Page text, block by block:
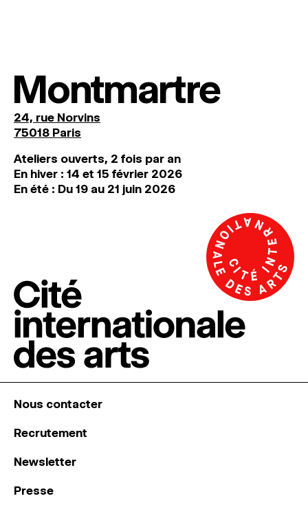
Montmartre
24, rue Norvins
75018 Paris
Ateliers ouverts, 2 fois par an
En hiver : 14 et 15 février 2026
En été : Du 19 au 21 juin 2026
Nous contacter
Recrutement
Newsletter
Presse